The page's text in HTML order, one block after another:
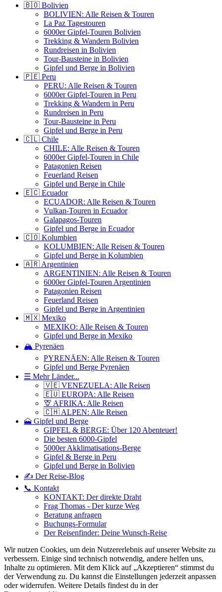
🇧🇴 Bolivien
BOLIVIEN: Alle Reisen & Touren
La Paz Tagestouren
6000er Gipfel-Touren Bolivien
Trekking & Wandern Bolivien
Rundreisen in Bolivien
Tour-Bausteine in Bolivien
Gipfel und Berge in Bolivien
🇵🇪 Peru
PERU: Alle Reisen & Touren
6000er Gipfel-Touren in Peru
Trekking & Wandern in Peru
Rundreisen in Peru
Tour-Bausteine in Peru
Gipfel und Berge in Peru
🇨🇱 Chile
CHILE: Alle Reisen & Touren
6000er Gipfel-Touren in Chile
Patagonien Reisen
Feuerland Reisen
Gipfel und Berge in Chile
🇪🇨 Ecuador
ECUADOR: Alle Reisen & Touren
Vulkan-Touren in Ecuador
Galapagos-Touren
Gipfel und Berge in Ecuador
🇨🇴 Kolumbien
KOLUMBIEN: Alle Reisen & Touren
Gipfel und Berge in Kolumbien
🇦🇷 Argentinien
ARGENTINIEN: Alle Reisen & Touren
6000er Gipfel-Touren Argentinien
Patagonien Reisen
Feuerland Reisen
Gipfel und Berge in Argentinien
🇲🇽 Mexiko
MEXIKO: Alle Reisen & Touren
Gipfel und Berge in Mexiko
🏔️ Pyrenäen
PYRENÄEN: Alle Reisen & Touren
Gipfel und Berge Pyrenäen
☰ Mehr Länder...
🇻🇪 VENEZUELA: Alle Reisen
🇪🇺 EUROPA: Alle Reisen
🦒 AFRIKA: Alle Reisen
🇨🇭 ALPEN: Alle Reisen
🗻 Gipfel und Berge
GIPFEL & BERGE: Über 120 Abenteuer!
Die besten 6000-Gipfel
5000er Akklimatisations-Berge
Gipfel & Berge in Peru
Gipfel und Berge in Bolivien
✍️ Der Reise-Blog
📞 Kontakt
KONTAKT: Der direkte Draht
Frag Thomas - Der kurze Weg
Beratung anfragen
Buchungs-Formular
Der Reisenfinder: Deine Wunsch-Reise
Wir nutzen Cookies, um dein Nutzererlebnis auf unserer Website zu
verbessern. Einige sind technisch notwendig, andere helfen uns,
Inhalte zu optimieren. Mit dem Klick auf „Akzeptieren“ stimmst du
der Verwendung zu. Du kannst die Einstellungen jederzeit anpassen
oder widerrufen. Weitere Details findest du in der